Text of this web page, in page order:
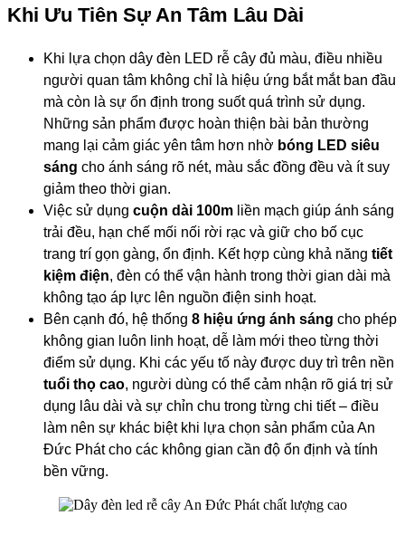
Khi Ưu Tiên Sự An Tâm Lâu Dài
Khi lựa chọn dây đèn LED rễ cây đủ màu, điều nhiều
người quan tâm không chỉ là hiệu ứng bắt mắt ban đầu
mà còn là sự ổn định trong suốt quá trình sử dụng.
Những sản phẩm được hoàn thiện bài bản thường
mang lại cảm giác yên tâm hơn nhờ bóng LED siêu
sáng cho ánh sáng rõ nét, màu sắc đồng đều và ít suy
giảm theo thời gian.
Việc sử dụng cuộn dài 100m liền mạch giúp ánh sáng
trải đều, hạn chế mối nối rời rạc và giữ cho bố cục
trang trí gọn gàng, ổn định. Kết hợp cùng khả năng tiết
kiệm điện, đèn có thể vận hành trong thời gian dài mà
không tạo áp lực lên nguồn điện sinh hoạt.
Bên cạnh đó, hệ thống 8 hiệu ứng ánh sáng cho phép
không gian luôn linh hoạt, dễ làm mới theo từng thời
điểm sử dụng. Khi các yếu tố này được duy trì trên nền
tuổi thọ cao, người dùng có thể cảm nhận rõ giá trị sử
dụng lâu dài và sự chỉn chu trong từng chi tiết – điều
làm nên sự khác biệt khi lựa chọn sản phẩm của An
Đức Phát cho các không gian cần độ ổn định và tính
bền vững.